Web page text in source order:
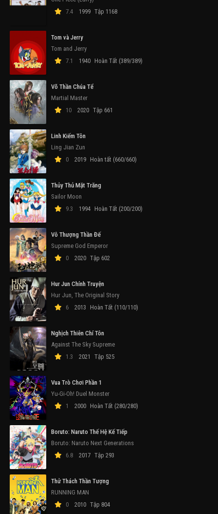
7.4
1999 Tập 1168
Tom và Jerry
Tom and Jerry
7.1
1940 Hoàn Tất (389/389)
Võ Thần Chúa Tể
Martial Master
10
2020 Tập 661
Linh Kiếm Tôn
Ling Jian Zun
0
2019 Hoàn tất (660/660)
Thủy Thủ Mặt Trăng
Sailor Moon
9.3
1994 Hoàn Tất (200/200)
Vô Thượng Thần Đế
Supreme God Emperor
0
2020 Tập 602
Hur Jun Chính Truyện
Hur Jun, The Original Story
6
2013 Hoàn Tất (110/110)
Nghịch Thiên Chí Tôn
Against The Sky Supreme
1.3
2021 Tập 525
Vua Trò Chơi Phần 1
Yu-Gi-Oh! Duel Monster
1
2000 Hoàn Tất (280/280)
Boruto: Naruto Thế Hệ Kế Tiếp
Boruto: Naruto Next Generations
6.8
2017 Tập 293
Thử Thách Thần Tượng
RUNNING MAN
0
2010 Tập 804